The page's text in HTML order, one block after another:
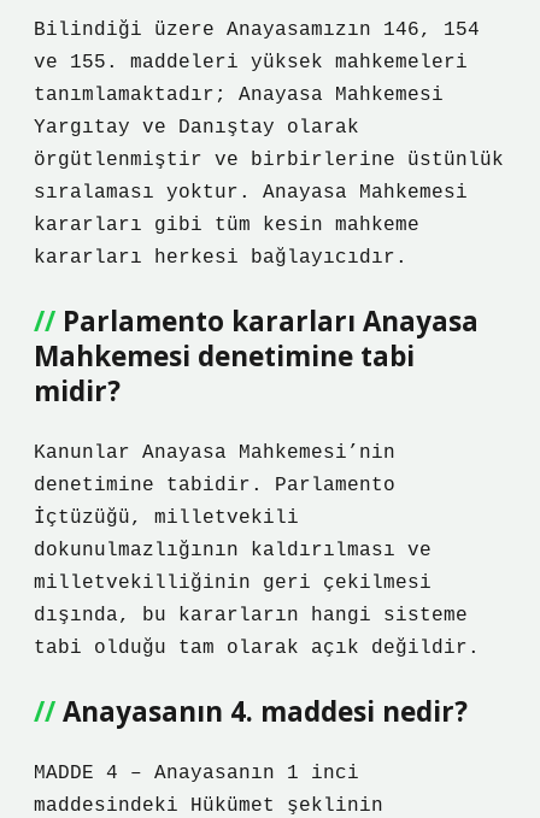
Bilindiği üzere Anayasamızın 146, 154
ve 155. maddeleri yüksek mahkemeleri
tanımlamaktadır; Anayasa Mahkemesi
Yargıtay ve Danıştay olarak
örgütlenmiştir ve birbirlerine üstünlük
sıralaması yoktur. Anayasa Mahkemesi
kararları gibi tüm kesin mahkeme
kararları herkesi bağlayıcıdır.
Parlamento kararları Anayasa
Mahkemesi denetimine tabi
midir?
Kanunlar Anayasa Mahkemesi’nin
denetimine tabidir. Parlamento
İçtüzüğü, milletvekili
dokunulmazlığının kaldırılması ve
milletvekilliğinin geri çekilmesi
dışında, bu kararların hangi sisteme
tabi olduğu tam olarak açık değildir.
Anayasanın 4. maddesi nedir?
MADDE 4 – Anayasanın 1 inci
maddesindeki Hükümet şeklinin